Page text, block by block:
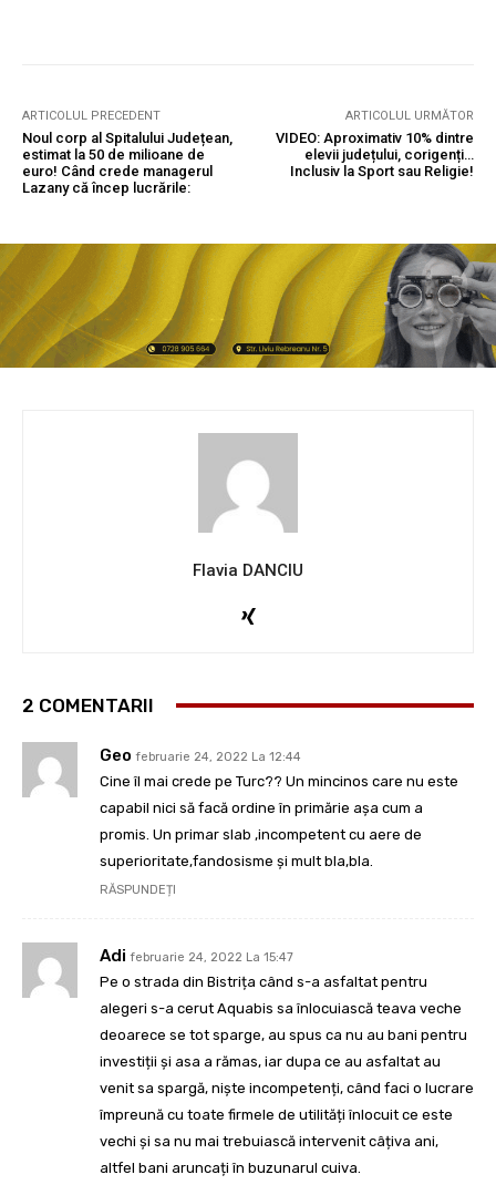
ARTICOLUL PRECEDENT
Noul corp al Spitalului Județean,
estimat la 50 de milioane de
euro! Când crede managerul
Lazany că încep lucrările:
ARTICOLUL URMĂTOR
VIDEO: Aproximativ 10% dintre
elevii județului, corigenți…
Inclusiv la Sport sau Religie!
Flavia DANCIU
2 COMENTARII
Geo februarie 24, 2022 La 12:44
Cine îl mai crede pe Turc?? Un mincinos care nu este
capabil nici să facă ordine în primărie așa cum a
promis. Un primar slab ,incompetent cu aere de
superioritate,fandosisme și mult bla,bla.
RĂSPUNDEȚI
Adi februarie 24, 2022 La 15:47
Pe o strada din Bistrița când s-a asfaltat pentru
alegeri s-a cerut Aquabis sa înlocuiască teava veche
deoarece se tot sparge, au spus ca nu au bani pentru
investiții și asa a rămas, iar dupa ce au asfaltat au
venit sa spargă, niște incompetenți, când faci o lucrare
împreună cu toate firmele de utilități înlocuit ce este
vechi și sa nu mai trebuiască intervenit câțiva ani,
altfel bani aruncați în buzunarul cuiva.